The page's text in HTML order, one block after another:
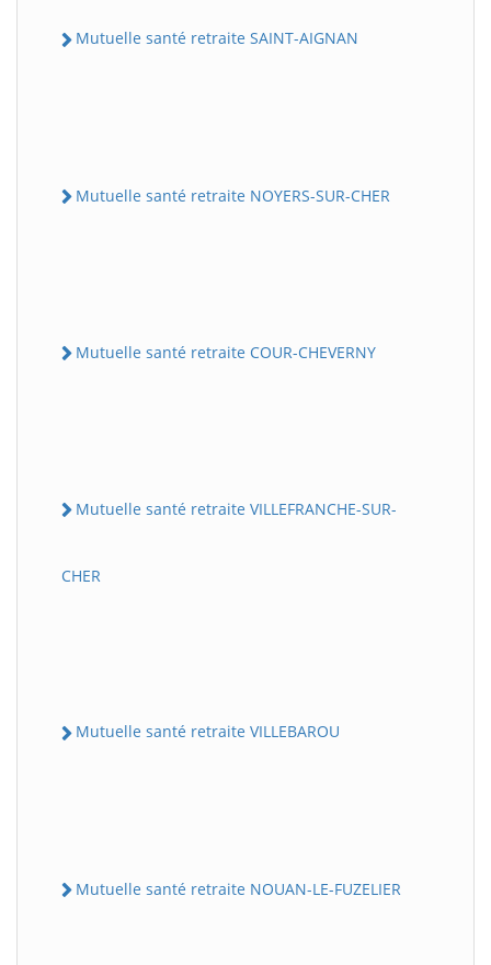
Mutuelle santé retraite SAINT-AIGNAN
Mutuelle santé retraite NOYERS-SUR-CHER
Mutuelle santé retraite COUR-CHEVERNY
Mutuelle santé retraite VILLEFRANCHE-SUR-
CHER
Mutuelle santé retraite VILLEBAROU
Mutuelle santé retraite NOUAN-LE-FUZELIER